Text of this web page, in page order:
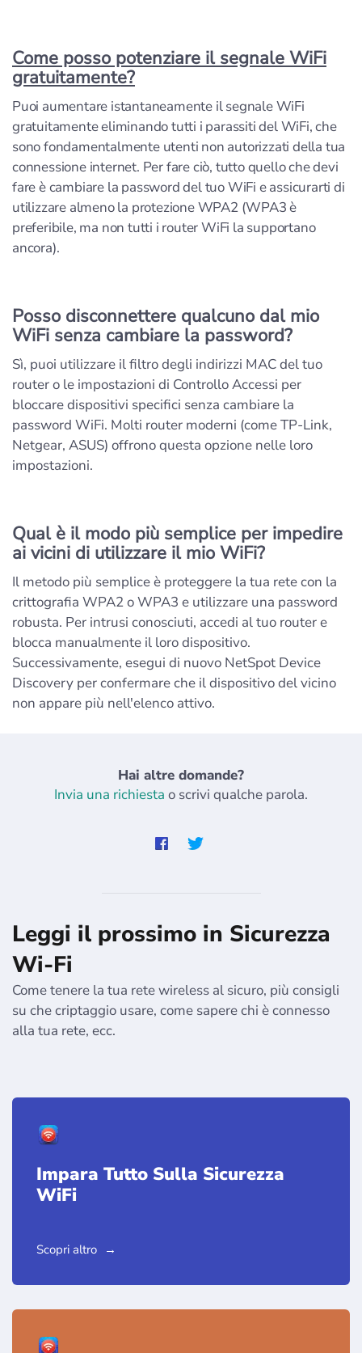
Come posso potenziare il segnale WiFi
gratuitamente?
Puoi aumentare istantaneamente il segnale WiFi
gratuitamente eliminando tutti i parassiti del WiFi, che
sono fondamentalmente utenti non autorizzati della tua
connessione internet. Per fare ciò, tutto quello che devi
fare è cambiare la password del tuo WiFi e assicurarti di
utilizzare almeno la protezione WPA2 (WPA3 è
preferibile, ma non tutti i router WiFi la supportano
ancora).
Posso disconnettere qualcuno dal mio
WiFi senza cambiare la password?
Sì, puoi utilizzare il filtro degli indirizzi MAC del tuo
router o le impostazioni di Controllo Accessi per
bloccare dispositivi specifici senza cambiare la
password WiFi. Molti router moderni (come TP-Link,
Netgear, ASUS) offrono questa opzione nelle loro
impostazioni.
Qual è il modo più semplice per impedire
ai vicini di utilizzare il mio WiFi?
Il metodo più semplice è proteggere la tua rete con la
crittografia WPA2 o WPA3 e utilizzare una password
robusta. Per intrusi conosciuti, accedi al tuo router e
blocca manualmente il loro dispositivo.
Successivamente, esegui di nuovo NetSpot Device
Discovery per confermare che il dispositivo del vicino
non appare più nell'elenco attivo.
Hai altre domande?
Invia una richiesta o scrivi qualche parola.
Leggi il prossimo in Sicurezza
Wi-Fi
Come tenere la tua rete wireless al sicuro, più consigli
su che criptaggio usare, come sapere chi è connesso
alla tua rete, ecc.
Impara Tutto Sulla Sicurezza
WiFi
Scopri altro